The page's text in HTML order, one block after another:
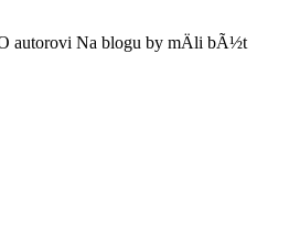
autorovi Na blogu by mÄli bÃ½t